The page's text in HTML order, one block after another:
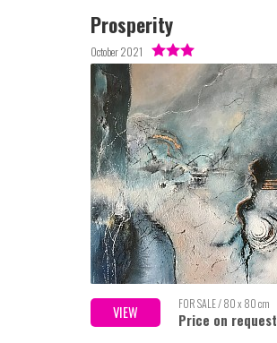
Prosperity
October 2021
VIEW FOR SALE / 80 x 80 cm
Price on request